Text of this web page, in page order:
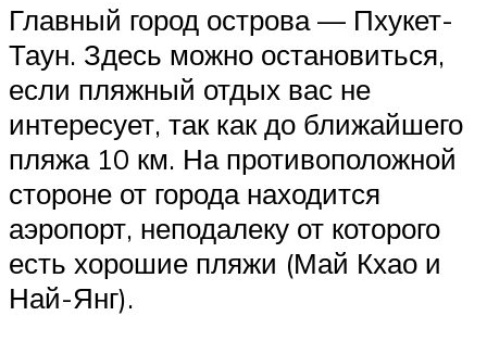
Главный город острова — Пхукет-
Таун. Здесь можно остановиться,
если пляжный отдых вас не
интересует, так как до ближайшего
пляжа 10 км. На противоположной
стороне от города находится
аэропорт, неподалеку от которого
есть хорошие пляжи (Май Кхао и
Най-Янг).